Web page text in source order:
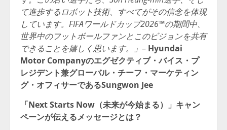
て進歩するロボット技術、すべてがその信念を体現
しています。FIFAワールドカップ2026™の期間中、
世界中のフットボールファンとこのビジョンを共有
できることを嬉しく思います。」 – Hyundai
Motor Companyのエグゼクティブ・バイス・プ
レジデント兼グローバル・チーフ・マーケティン
グ・オフィサーであるSungwon Jee
「Next Starts Now（未来が今始まる）」キャン
ペーンが伝えるメッセージとは？